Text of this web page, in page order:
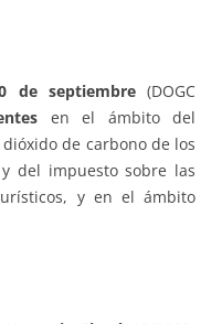
de septiembre(DOGC
en el ámbito del
de carbono de los
del impuesto sobre las
y en el ámbito